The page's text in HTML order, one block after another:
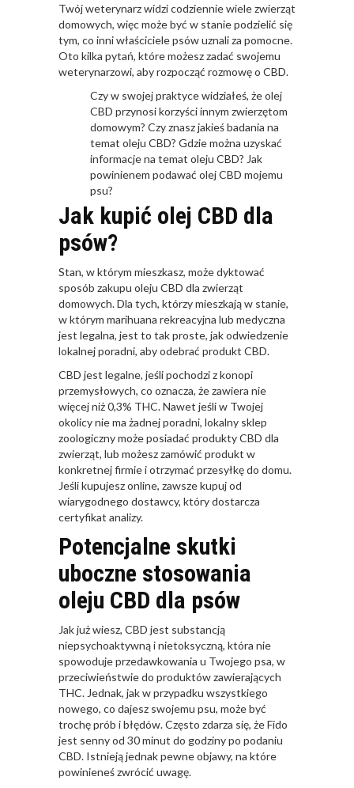
Twój weterynarz widzi codziennie wiele zwierząt
domowych, więc może być w stanie podzielić się
tym, co inni właściciele psów uznali za pomocne.
Oto kilka pytań, które możesz zadać swojemu
weterynarzowi, aby rozpocząć rozmowę o CBD.
Czy w swojej praktyce widziałeś, że olej
CBD przynosi korzyści innym zwierzętom
domowym? Czy znasz jakieś badania na
temat oleju CBD? Gdzie można uzyskać
informacje na temat oleju CBD? Jak
powinienem podawać olej CBD mojemu
psu?
Jak kupić olej CBD dla
psów?
Stan, w którym mieszkasz, może dyktować
sposób zakupu oleju CBD dla zwierząt
domowych. Dla tych, którzy mieszkają w stanie,
w którym marihuana rekreacyjna lub medyczna
jest legalna, jest to tak proste, jak odwiedzenie
lokalnej poradni, aby odebrać produkt CBD.
CBD jest legalne, jeśli pochodzi z konopi
przemysłowych, co oznacza, że zawiera nie
więcej niż 0,3% THC. Nawet jeśli w Twojej
okolicy nie ma żadnej poradni, lokalny sklep
zoologiczny może posiadać produkty CBD dla
zwierząt, lub możesz zamówić produkt w
konkretnej firmie i otrzymać przesyłkę do domu.
Jeśli kupujesz online, zawsze kupuj od
wiarygodnego dostawcy, który dostarcza
certyfikat analizy.
Potencjalne skutki
uboczne stosowania
oleju CBD dla psów
Jak już wiesz, CBD jest substancją
niepsychoaktywną i nietoksyczną, która nie
spowoduje przedawkowania u Twojego psa, w
przeciwieństwie do produktów zawierających
THC. Jednak, jak w przypadku wszystkiego
nowego, co dajesz swojemu psu, może być
trochę prób i błędów. Często zdarza się, że Fido
jest senny od 30 minut do godziny po podaniu
CBD. Istnieją jednak pewne objawy, na które
powinieneś zwrócić uwagę.